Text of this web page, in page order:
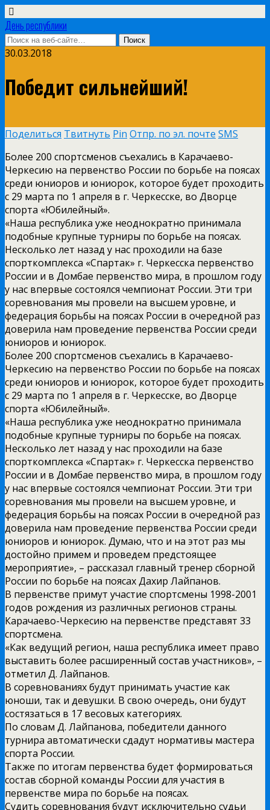
День республики
30.03.2018
Победит сильнейший!
Поделиться Твитнуть Pin Отпр. по эл. почте SMS
Более 200 спортсменов съехались в Карачаево-
Черкесию на первенство России по борьбе на поясах
среди юниоров и юниорок, которое будет проходить
с 29 марта по 1 апреля в г. Черкесске, во Дворце
спорта «Юбилейный».
«Наша республика уже неоднократно принимала
подобные крупные турниры по борьбе на поясах.
Несколько лет назад у нас проходили на базе
спорткомплекса «Спартак» г. Черкесска первенство
России и в Домбае первенство мира, в прошлом году
у нас впервые состоялся чемпионат России. Эти три
соревнования мы провели на высшем уровне, и
федерация борьбы на поясах России в очередной раз
доверила нам проведение первенства России среди
юниоров и юниорок.
Более 200 спортсменов съехались в Карачаево-
Черкесию на первенство России по борьбе на поясах
среди юниоров и юниорок, которое будет проходить
с 29 марта по 1 апреля в г. Черкесске, во Дворце
спорта «Юбилейный».
«Наша республика уже неоднократно принимала
подобные крупные турниры по борьбе на поясах.
Несколько лет назад у нас проходили на базе
спорткомплекса «Спартак» г. Черкесска первенство
России и в Домбае первенство мира, в прошлом году
у нас впервые состоялся чемпионат России. Эти три
соревнования мы провели на высшем уровне, и
федерация борьбы на поясах России в очередной раз
доверила нам проведение первенства России среди
юниоров и юниорок. Думаю, что и на этот раз мы
достойно примем и проведем предстоящее
мероприятие», – рассказал главный тренер сборной
России по борьбе на поясах Дахир Лайпанов.
В первенстве примут участие спортсмены 1998-2001
годов рождения из различных регионов страны.
Карачаево-Черкесию на первенстве представят 33
спортсмена.
«Как ведущий регион, наша республика имеет право
выставить более расширенный состав участников», –
отметил Д. Лайпанов.
В соревнованиях будут принимать участие как
юноши, так и девушки. В свою очередь, они будут
состязаться в 17 весовых категориях.
По словам Д. Лайпанова, победители данного
турнира автоматически сдадут нормативы мастера
спорта России.
Также по итогам первенства будет формироваться
состав сборной команды России для участия в
первенстве мира по борьбе на поясах.
Судить соревнования будут исключительно судьи